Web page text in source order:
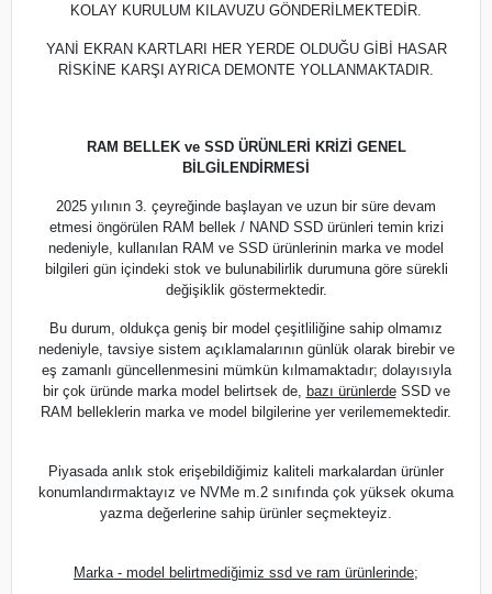
KOLAY KURULUM KILAVUZU GÖNDERİLMEKTEDİR.
YANİ EKRAN KARTLARI HER YERDE OLDUĞU GİBİ HASAR
RİSKİNE KARŞI AYRICA DEMONTE YOLLANMAKTADIR.
RAM BELLEK ve SSD ÜRÜNLERİ KRİZİ GENEL
BİLGİLENDİRMESİ
2025 yılının 3. çeyreğinde başlayan ve uzun bir süre devam
etmesi öngörülen RAM bellek / NAND SSD ürünleri temin krizi
nedeniyle, kullanılan RAM ve SSD ürünlerinin marka ve model
bilgileri gün içindeki stok ve bulunabilirlik durumuna göre sürekli
değişiklik göstermektedir.
Bu durum, oldukça geniş bir model çeşitliliğine sahip olmamız
nedeniyle, tavsiye sistem açıklamalarının günlük olarak birebir ve
eş zamanlı güncellenmesini mümkün kılmamaktadır; dolayısıyla
bir çok üründe marka model belirtsek de, bazı ürünlerdeSSD ve
RAM belleklerin marka ve model bilgilerine yer verilememektedir.
Piyasada anlık stok erişebildiğimiz kaliteli markalardan ürünler
konumlandırmaktayız ve NVMe m.2 sınıfında çok yüksek okuma
yazma değerlerine sahip ürünler seçmekteyiz.
Marka - model belirtmediğimiz ssd ve ram ürünlerinde;